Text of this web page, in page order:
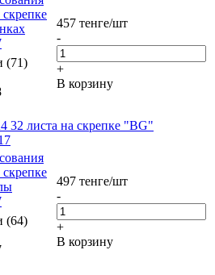
(71)
457 тенге/шт
-
+
В корзину
32 листа на скрепке "BG"
(64)
497 тенге/шт
-
+
В корзину